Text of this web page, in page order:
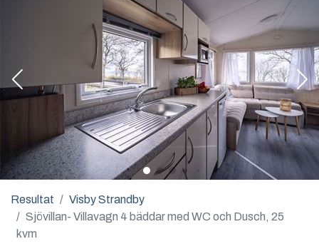
Resultat
Visby Strandby
Sjövillan- Villavagn 4 bäddar med WC och Dusch, 25
kvm